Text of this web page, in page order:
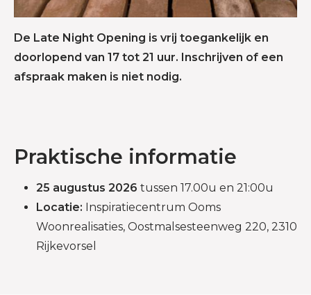
De Late Night Opening is vrij toegankelijk en
doorlopend van 17 tot 21 uur. Inschrijven of een
afspraak maken is niet nodig.
Praktische informatie
25 augustus 2026 tussen 17.00u en 21:00u
Locatie: Inspiratiecentrum Ooms
Woonrealisaties, Oostmalsesteenweg 220, 2310
Rijkevorsel